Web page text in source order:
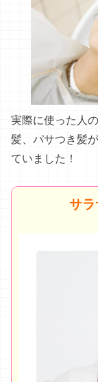
実際に使った人
髪、パサつき髪
ていました！
サラ